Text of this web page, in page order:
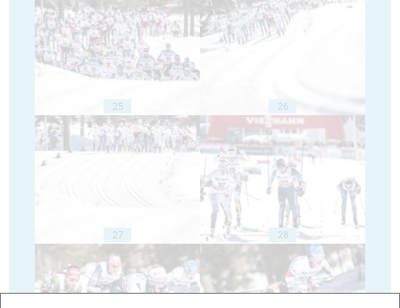
25 26
27 28